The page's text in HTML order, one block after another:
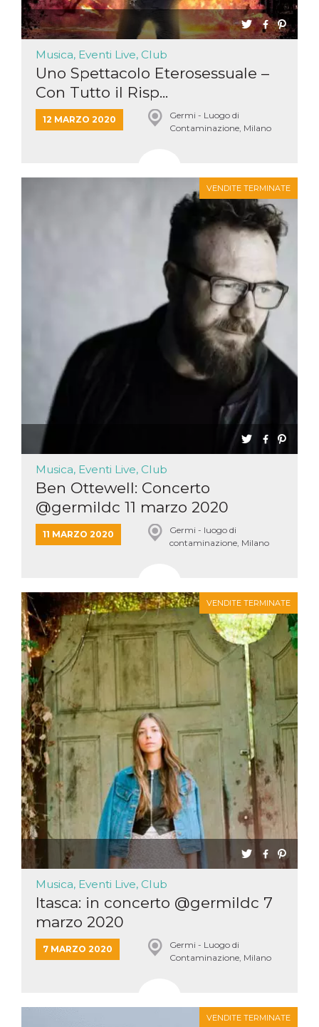
Musica, Eventi Live, Club
Uno Spettacolo Eterosessuale –
Con Tutto il Risp...
12 MARZO 2020
Germi - Luogo di
Contaminazione, Milano
VENDITE TERMINATE
Musica, Eventi Live, Club
Ben Ottewell: Concerto
@germildc 11 marzo 2020
11 MARZO 2020
Germi - luogo di
contaminazione, Milano
VENDITE TERMINATE
Musica, Eventi Live, Club
Itasca: in concerto @germildc 7
marzo 2020
7 MARZO 2020
Germi - Luogo di
Contaminazione, Milano
VENDITE TERMINATE